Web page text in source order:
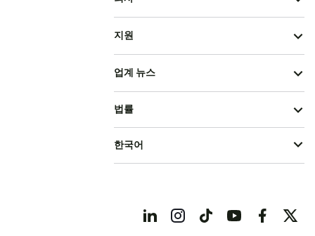
지원
업계 뉴스
법률
한국어